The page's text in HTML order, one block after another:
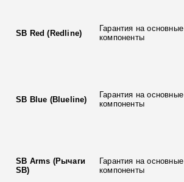
SB Red (Redline)
Гарантия на основные
компоненты
SB Blue (Blueline)
Гарантия на основные
компоненты
SB Arms (Рычаги
SB)
Гарантия на основные
компоненты